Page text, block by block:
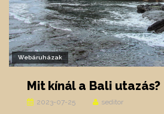
Webáruházak
Mit kínál a Bali utazás?
2023-07-25 seditor